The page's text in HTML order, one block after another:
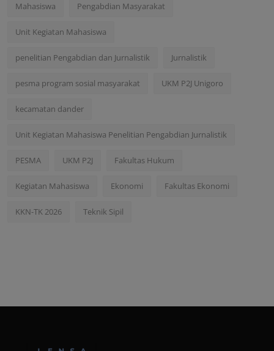
Mahasiswa Pengabdian Masyarakat
Unit Kegiatan Mahasiswa
penelitian Pengabdian dan Jurnalistik Jurnalistik
pesma program sosial masyarakat UKM P2J Unigoro
kecamatan dander
Unit Kegiatan Mahasiswa Penelitian Pengabdian Jurnalistik
PESMA UKM P2J Fakultas Hukum
Kegiatan Mahasiswa Ekonomi Fakultas Ekonomi
KKN-TK 2026 Teknik Sipil